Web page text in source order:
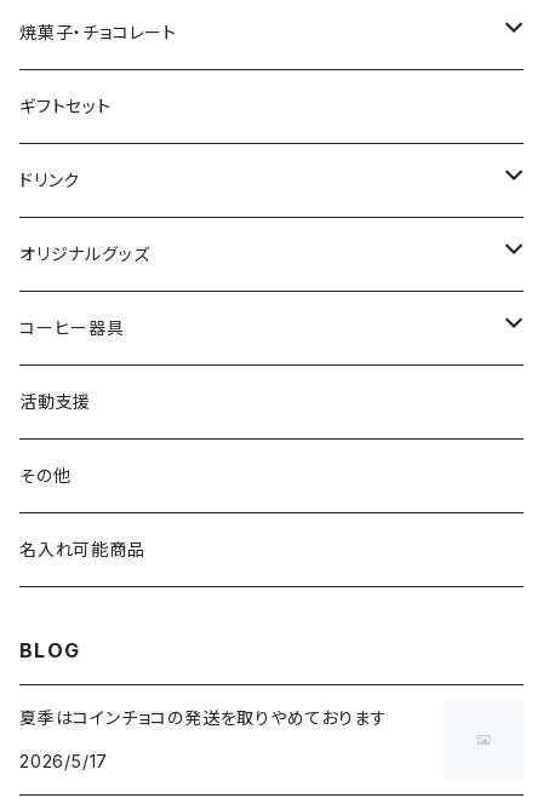
クリックポスト配送セット
コーヒー豆 200g (個別銘柄)
ブレンド
シングルオリジン
ドリップバッグ・コーヒーバッグ
水出しコーヒーパック
焼菓子・チョコレート
うさぎのビスケット
焼きドーナツ
コインチョコレート
ギフトセット
ドリンク
ミルクコーヒーの素
オリジナルサイダー
オリジナルグッズ
雑貨
マグカップ
コーヒー器具
ペーパーフィルター
台形
円すい形
KINTO SLOW COFFEE STYLE
プラスティックブリューワー
ステンレスフィルター
カラフェセット
HARIO
活動支援
その他
名入れ可能商品
BLOG
夏季はコインチョコの発送を取りやめております
2026/5/17